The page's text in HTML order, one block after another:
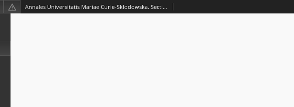
Annales Universitatis Mariae Curie-Skłodowska. Sectio N, Educatio Nova Vol. 2 (2017. Noty o autorach